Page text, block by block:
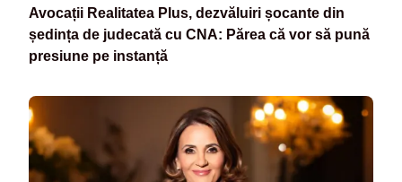
Avocații Realitatea Plus, dezvăluiri șocante din
ședința de judecată cu CNA: Părea că vor să pună
presiune pe instanță